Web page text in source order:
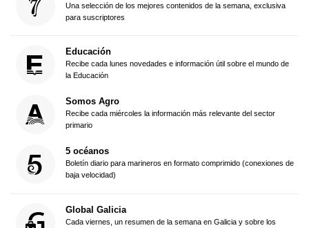
Una selección de los mejores contenidos de la semana, exclusiva
para suscriptores
Educación
Recibe cada lunes novedades e información útil sobre el mundo de
la Educación
Somos Agro
Recibe cada miércoles la información más relevante del sector
primario
5 océanos
Boletín diario para marineros en formato comprimido (conexiones de
baja velocidad)
Global Galicia
Cada viernes, un resumen de la semana en Galicia y sobre los